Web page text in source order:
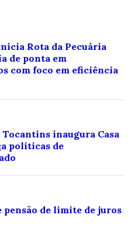
Rota da Pecuária
de ponta em
com foco em eficiência
inaugura Casa
políticas de
de limite de juros